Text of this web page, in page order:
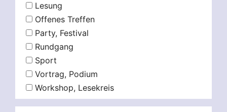
Lesung
Offenes Treffen
Party, Festival
Rundgang
Sport
Vortrag, Podium
Workshop, Lesekreis